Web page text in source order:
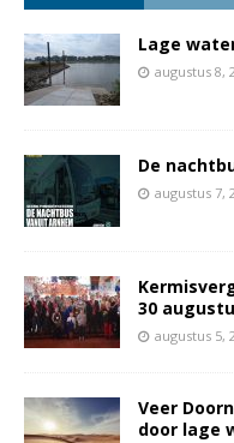
Lage
augustus 8,
De
augustus 7,
30
augustus 5,
Veer
door lage